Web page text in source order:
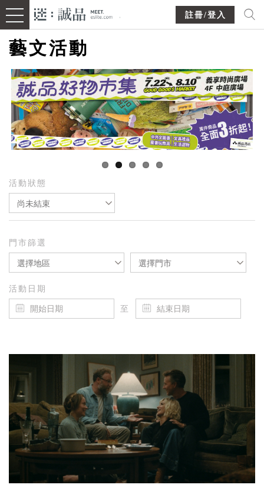
註冊/登入
藝文活動
活動狀態
尚未結束
門市篩選
選擇地區 選擇門市
活動日期
至